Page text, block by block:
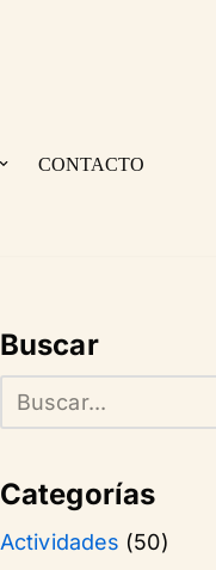
CONTACTO
Buscar
Categorías
Actividades (50)